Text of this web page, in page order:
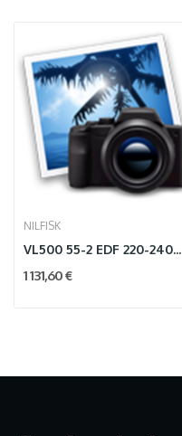
NILFISK
VL500 55-2 EDF 220-240V/5
1 131,60 €